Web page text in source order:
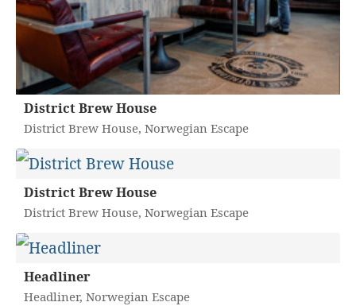
District Brew House
District Brew House, Norwegian Escape
District Brew House
District Brew House, Norwegian Escape
Headliner
Headliner, Norwegian Escape